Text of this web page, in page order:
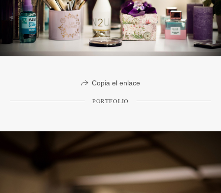
Copia el enlace
PORTFOLIO